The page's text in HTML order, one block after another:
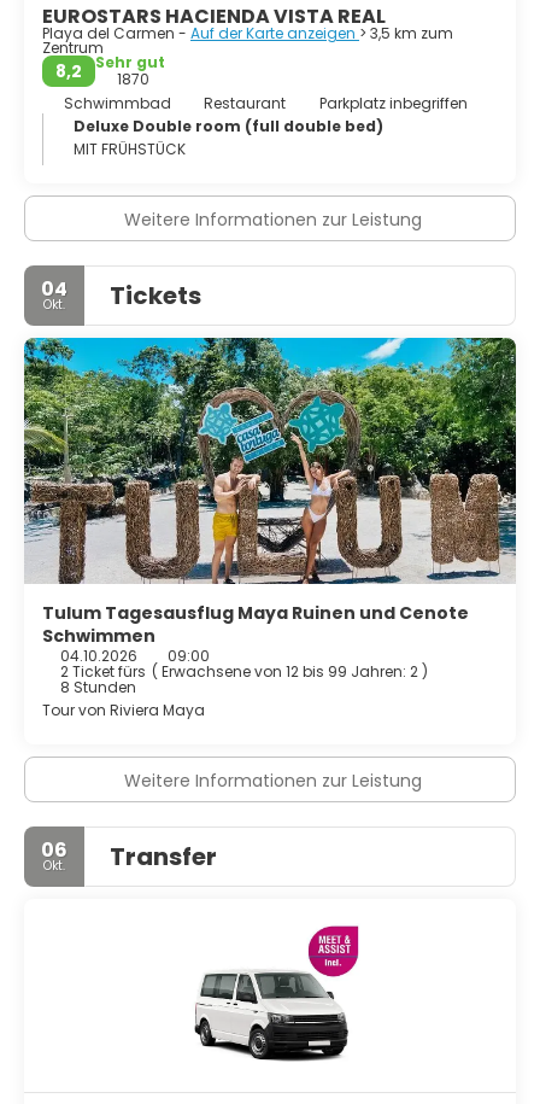
EUROSTARS HACIENDA VISTA REAL
Playa del Carmen - Auf der Karte anzeigen > 3,5 km zum
Zentrum
8,2
Sehr gut
1870
Schwimmbad
Restaurant
Parkplatz inbegriffen
Deluxe Double room (full double bed)
MIT FRÜHSTÜCK
Weitere Informationen zur Leistung
04
Okt. Tickets
Tulum Tagesausflug Maya Ruinen und Cenote
Schwimmen
04.10.2026 09:00
2 Ticket fürs ( Erwachsene von 12 bis 99 Jahren: 2 )
8 Stunden
Tour von Riviera Maya
Weitere Informationen zur Leistung
06
Okt. Transfer